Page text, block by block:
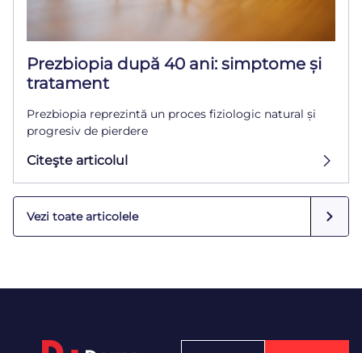
Prezbiopia după 40 ani: simptome și
tratament
Prezbiopia reprezintă un proces fiziologic natural și
progresiv de pierdere
Citeşte articolul
Vezi toate articolele